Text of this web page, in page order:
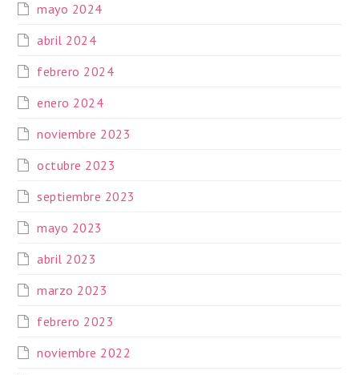
mayo 2024
abril 2024
febrero 2024
enero 2024
noviembre 2023
octubre 2023
septiembre 2023
mayo 2023
abril 2023
marzo 2023
febrero 2023
noviembre 2022